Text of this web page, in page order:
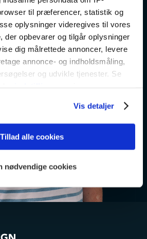
til præferencer, statistik og
oplysninger videregives til vores
der opbevarer og tilgår oplysninger
dig målrettede annoncer, levere
annonce- og indholdsmåling,
og udvikle tjenester. Se
eller ved at trykke på "Privacy
funktioner til sociale medier og til
og
Vis detaljer
Tillad alle cookies
nødvendige cookies